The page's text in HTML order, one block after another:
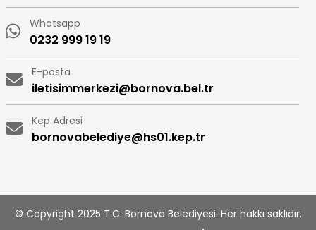
Whatsapp
0232 999 19 19
E-posta
iletisimmerkezi@bornova.bel.tr
Kep Adresi
bornovabelediye@hs01.kep.tr
© Copyright 2025 T.C. Bornova Belediyesi. Her hakkı saklıdır.